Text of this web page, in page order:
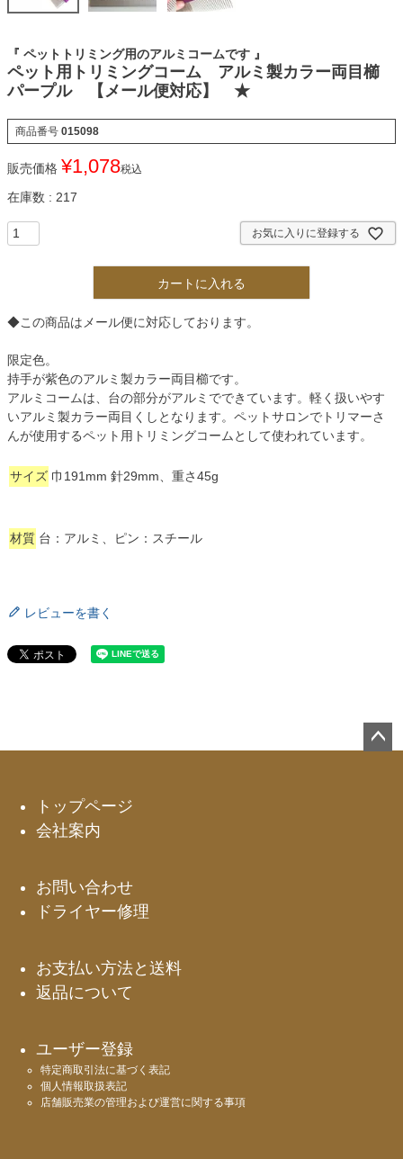
『 ペットトリミング用のアルミコームです 』
ペット用トリミングコーム アルミ製カラー両目櫛
パープル 【メール便対応】 ★
商品番号 015098
販売価格 ¥1,078税込
在庫数 217
お気に入りに登録する
カートに入れる
◆この商品はメール便に対応しております。
限定色。
持手が紫色のアルミ製カラー両目櫛です。
アルミコームは、台の部分がアルミでできています。軽く扱いやす
いアルミ製カラー両目くしとなります。ペットサロンでトリマーさ
んが使用するペット用トリミングコームとして使われています。
サイズ 巾191mm 針29mm、重さ45g
材質 台：アルミ、ピン：スチール
レビューを書く
トップページ
会社案内
お問い合わせ
ドライヤー修理
お支払い方法と送料
返品について
ユーザー登録
特定商取引法に基づく表記
個人情報取扱表記
店舗販売業の管理および運営に関する事項